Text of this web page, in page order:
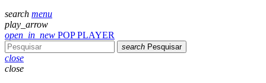
search menu
play_arrow
open_in_new POP PLAYER
search Pesquisar
close
close